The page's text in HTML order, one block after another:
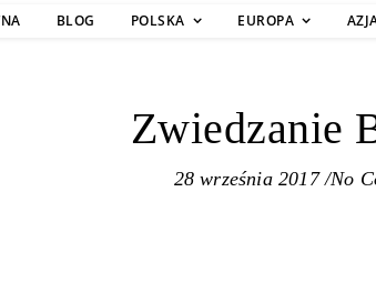
BLOG POLSKA EUROPA
Zwiedzanie
28 września 2017 /No